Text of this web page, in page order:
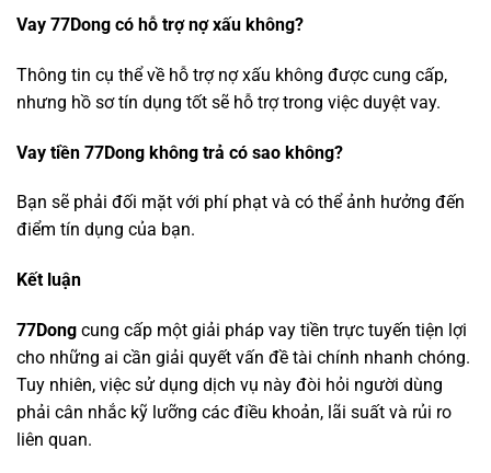
Vay 77Dong có hỗ trợ nợ xấu không?
Thông tin cụ thể về hỗ trợ nợ xấu không được cung cấp,
nhưng hồ sơ tín dụng tốt sẽ hỗ trợ trong việc duyệt vay.
Vay tiền 77Dong không trả có sao không?
Bạn sẽ phải đối mặt với phí phạt và có thể ảnh hưởng đến
điểm tín dụng của bạn.
Kết luận
77Dong cung cấp một giải pháp vay tiền trực tuyến tiện lợi
cho những ai cần giải quyết vấn đề tài chính nhanh chóng.
Tuy nhiên, việc sử dụng dịch vụ này đòi hỏi người dùng
phải cân nhắc kỹ lưỡng các điều khoản, lãi suất và rủi ro
liên quan.